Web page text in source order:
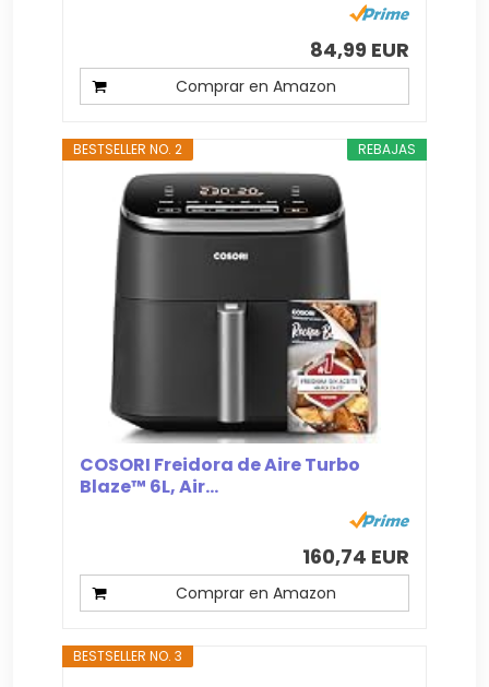
84,99 EUR
Comprar en Amazon
REBAJAS
BESTSELLER NO. 2
COSORI Freidora de Aire Turbo
Blaze™ 6L, Air...
160,74 EUR
Comprar en Amazon
BESTSELLER NO. 3